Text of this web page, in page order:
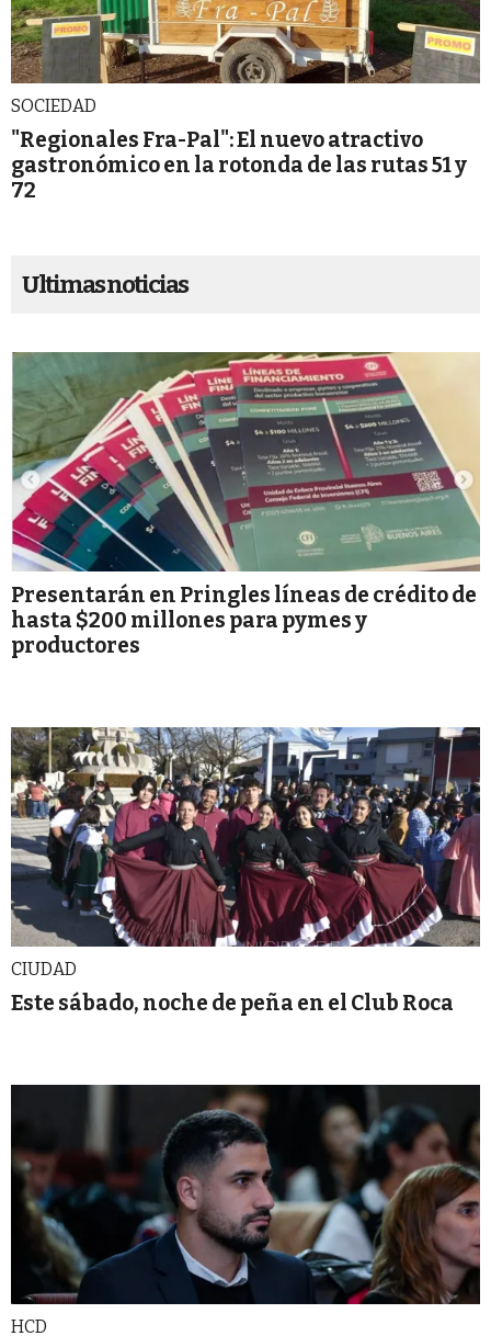
SOCIEDAD
"Regionales Fra-Pal": El nuevo atractivo
gastronómico en la rotonda de las rutas 51 y
72
Ultimas noticias
Presentarán en Pringles líneas de crédito de
hasta $200 millones para pymes y
productores
CIUDAD
Este sábado, noche de peña en el Club Roca
HCD